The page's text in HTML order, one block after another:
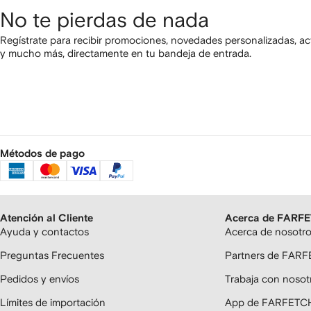
No te pierdas de nada
Regístrate para recibir promociones, novedades personalizadas,
y mucho más, directamente en tu bandeja de entrada.
Métodos de pago
Atención al Cliente
Ayuda y contactos
Preguntas Frecuentes
Pedidos y envíos
Límites de importación
Acerca de
Acerca de
Partners de
Trabaja con
App de